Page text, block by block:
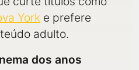
York e prefere
adulto.
dos anos